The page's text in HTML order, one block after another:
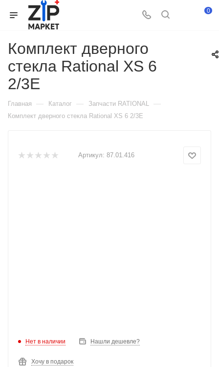
0
Комплект дверного
стекла Rational XS 6
2/3E
Главная — Каталог — Запчасти RATIONAL —
Комплект дверного стекла Rational XS 6 2/3E
Артикул: 87.01.416
Нет в наличии Нашли дешевле?
Хочу в подарок